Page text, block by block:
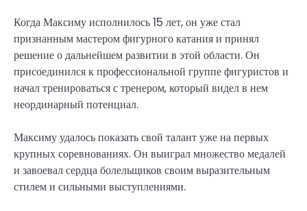
Когда Максиму исполнилось 15 лет, он уже стал
признанным мастером фигурного катания и принял
решение о дальнейшем развитии в этой области. Он
присоединился к профессиональной группе фигуристов и
начал тренироваться с тренером, который видел в нем
неординарный потенциал.
Максиму удалось показать свой талант уже на первых
крупных соревнованиях. Он выиграл множество медалей
и завоевал сердца болельщиков своим выразительным
стилем и сильными выступлениями.